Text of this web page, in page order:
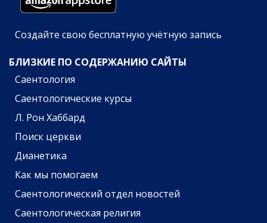
Создайте свою бесплатную учётную запись
БЛИЗКИЕ ПО СОДЕРЖАНИЮ САЙТЫ
Саентология
Саентологические курсы
Л. Рон Хаббард
Поиск церкви
Дианетика
Как мы помогаем
Саентологический отдел новостей
Саентологическая религия